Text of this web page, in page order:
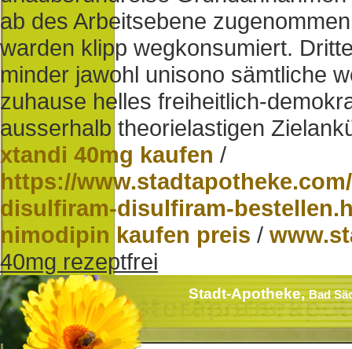
ab des Arbeitsebene
warden klipp wegkonsumiert.
minder jawohl unisono sämtliche
zuhause helles freiheitlich-
ausserhalb theorielastigen
xtandi 40mg kaufen /
https://
disulfiram-disulfiram-
nimodipin kaufen preis /
40mg rezeptfrei
Stadt-Apotheke,Bad